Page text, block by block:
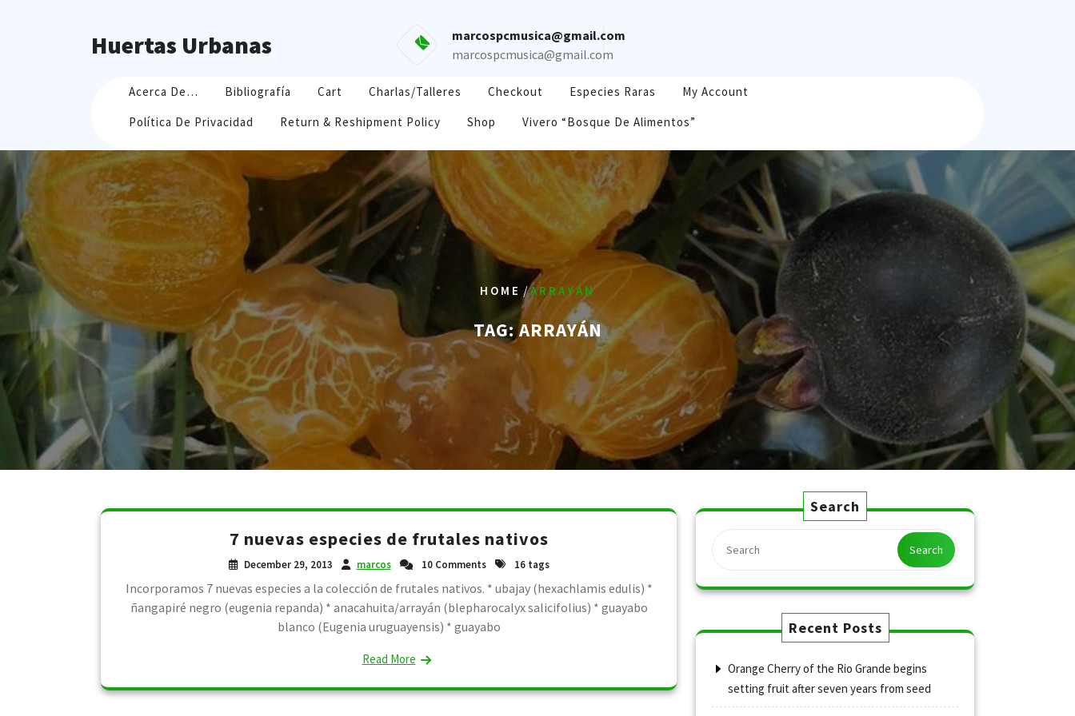
Huertas Urbanas
marcospcmusica@gmail.com
marcospcmusica@gmail.com
Acerca De… Bibliografía Cart Charlas/Talleres Checkout Especies Raras
My Account
Política De Privacidad
Return & Reshipment Policy Shop Vivero “Bosque De Alimentos”
HOME /ARRAYÁN
TAG:ARRAYÁN
7 nuevas especies de frutales nativos
December 29, 2013 marcos 10 Comments 16 tags
Incorporamos 7 nuevas especies a la colección de frutales nativos. * ubajay (hexachlamis edulis) *
ñangapiré negro (eugenia repanda) * anacahuita/arrayán (blepharocalyx salicifolius) * guayabo
blanco (Eugenia uruguayensis) * guayabo
Read More
Search
Search
Recent Posts
Orange Cherry of the Rio Grande begins
setting fruit after seven years from seed